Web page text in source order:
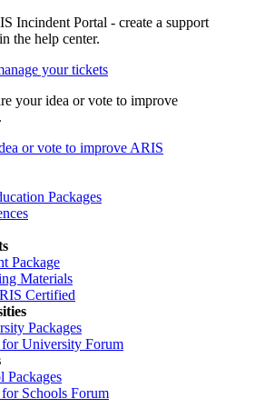
your tickets
or vote to improve ARIS
Packages
Package
Materials
Certified
Packages
University Forum
Packages
Schools Forum